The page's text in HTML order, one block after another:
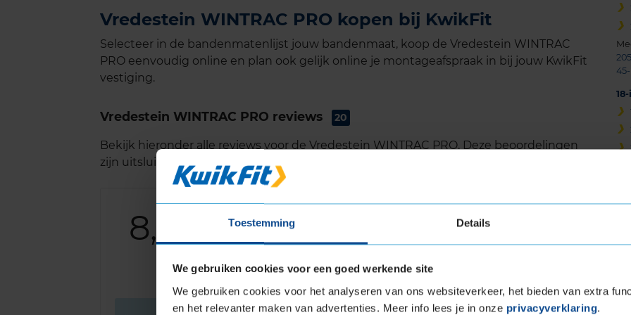
Toestemming Details
We gebruiken cookies voor een goed werkende site
We gebruiken cookies voor het analyseren van ons websiteverkeer, het bieden van extra
en het relevanter maken van advertenties. Meer info lees je in onze privacyverklaring.
Vredestein WINTRAC PRO kopen bij KwikFit
Selecteer in de bandenmatenlijst jouw bandenmaat, koop de Vredestein WINTRAC
PRO eenvoudig online en plan ook gelijk online je montageafspraak in bij jouw KwikFit
vestiging.
Vredestein WINTRAC PRO reviews 20
Bekijk hieronder alle reviews voor de Vredestein WINTRAC PRO. Deze beoordelingen
zijn uitsluitend van berijders van de Vredestein WINTRAC PRO.
8,0 Algemeen
Grip
8,0
245/45R17 99V EXTRALOAD
2 mei 2025
Type rijderSportief
BlueEFFICIENCY CM 6-cil. D 265pk